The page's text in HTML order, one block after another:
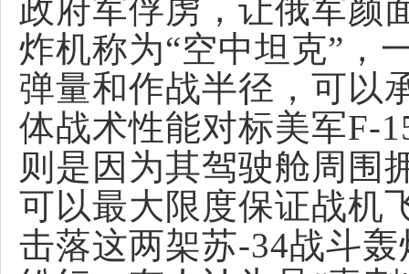
政府军俘虏，让俄军颜
炸机称为“空中坦克”，
弹量和作战半径，可以
体战术性能对标美军F-
则是因为其驾驶舱周围
可以最大限度保证战机
击落这两架苏-34战斗